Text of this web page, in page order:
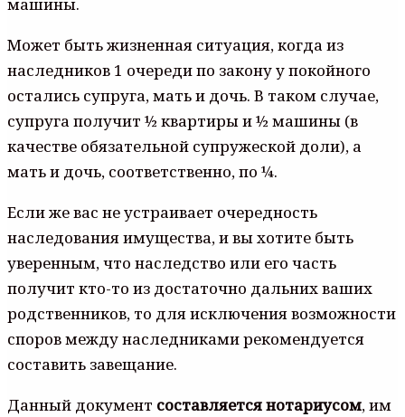
машины.
Может быть жизненная ситуация, когда из
наследников 1 очереди по закону у покойного
остались супруга, мать и дочь. В таком случае,
супруга получит ½ квартиры и ½ машины (в
качестве обязательной супружеской доли), а
мать и дочь, соответственно, по ¼.
Если же вас не устраивает очередность
наследования имущества, и вы хотите быть
уверенным, что наследство или его часть
получит кто-то из достаточно дальних ваших
родственников, то для исключения возможности
споров между наследниками рекомендуется
составить завещание.
Данный документ составляется нотариусом, им